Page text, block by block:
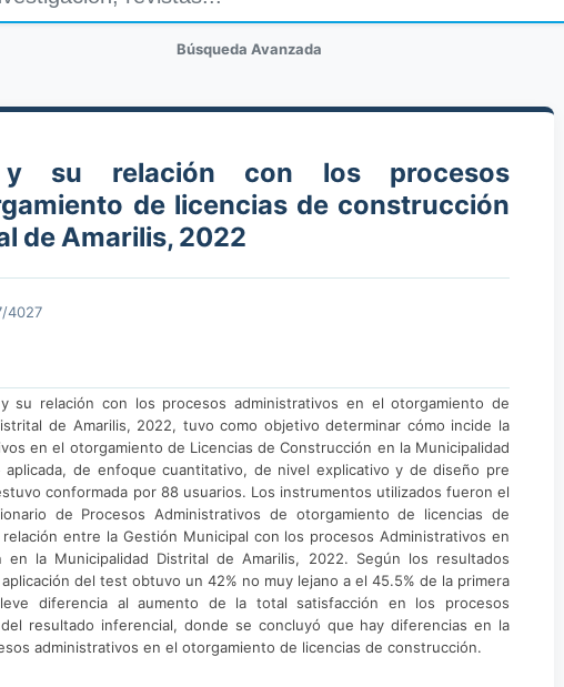
Búsqueda Avanzada
su relación con los procesos
de licencias de construcción
de Amarilis, 2022
4027
su relación con los procesos administrativos en el otorgamiento de
de Amarilis, 2022, tuvo como objetivo determinar cómo incide la
en el otorgamiento de Licencias de Construcción en la Municipalidad
de enfoque cuantitativo, de nivel explicativo y de diseño pre
conformada por 88 usuarios. Los instrumentos utilizados fueron el
de Procesos Administrativos de otorgamiento de licencias de
entre la Gestión Municipal con los procesos Administrativos en
la Municipalidad Distrital de Amarilis, 2022. Según los resultados
del test obtuvo un 42% no muy lejano a el 45.5% de la primera
diferencia al aumento de la total satisfacción en los procesos
resultado inferencial, donde se concluyó que hay diferencias en la
administrativos en el otorgamiento de licencias de construcción.